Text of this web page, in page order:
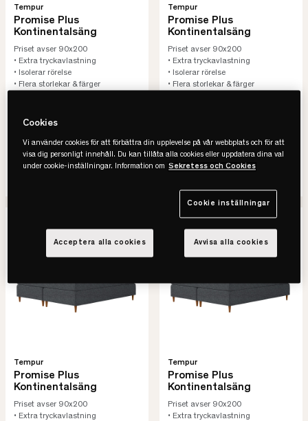
Tempur
Promise Plus
Kontinentalsäng
Priset avser 90x200
• Extra tryckavlastning
• Isolerar rörelse
• Flera storlekar & färger
31.000 kr
-20% Spara 6.200 kr
Lägsta pris senaste 30 dagar
Tempur
Promise Plus
Kontinentalsäng
Priset avser 90x200
• Extra tryckavlastning
• Isolerar rörelse
• Flera storlekar & färger
-20% Spara 6.200 kr
Lägsta pris senaste 30 dagar
Tempur
Promise Plus
Kontinentalsäng
Priset avser 90x200
• Extra tryckavlastning
Tempur
Promise Plus
Kontinentalsäng
Priset avser 90x200
• Extra tryckavlastning
Cookies
Vi använder cookies för att förbättra din upplevelse på vår webbplats och för att
visa dig personligt innehåll. Du kan tillåta alla cookies eller uppdatera dina val
under cookie-inställningar. Information om Sekretess och Cookies
Cookie inställningar
Avvisa alla cookies
Acceptera alla cookies